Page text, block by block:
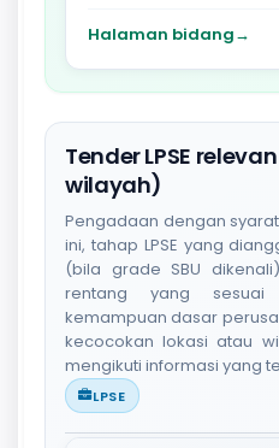
Halaman bidang→
Tender LPSE
wilayah)
Pengadaan dengan
ini, tahap LPSE yang
(bila grade SBU
rentang yang
kemampuan dasar
kecocokan lokasi atau
mengikuti informasi yang
LPSE